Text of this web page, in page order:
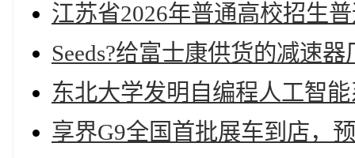
江苏省2026年普通高校招生
Seeds?给富士康供货的减速
东北大学发明自编程人工智
享界G9全国首批展车到店，